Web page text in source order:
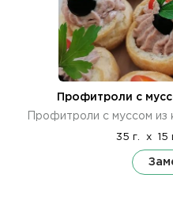
Профитроли с
Профитроли с муссом из
35 г. x 15